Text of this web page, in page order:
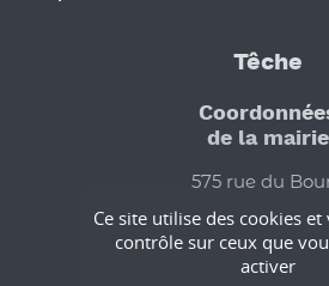
Têche
de la mairie
575 rue du
38470 Têche
tél : 04 76 36 74
Ce site utilise des cookies
contrôle sur ceux que
activer